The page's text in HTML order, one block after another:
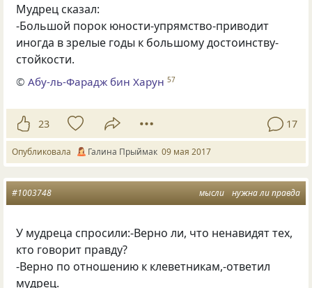
Мудрец сказал:
-Большой порок юности-упрямство-приводит
иногда в зрелые годы к большому достоинству-
стойкости.
©Абу-ль-Фарадж бин Харун 57
23 17
Опубликовала Галина Прыймак 09 мая 2017
мысли нужна ли правда
#1003748
У мудреца спросили:-Верно ли, что ненавидят тех,
кто говорит правду?
-Верно по отношению к клеветникам,-ответил
мудрец.